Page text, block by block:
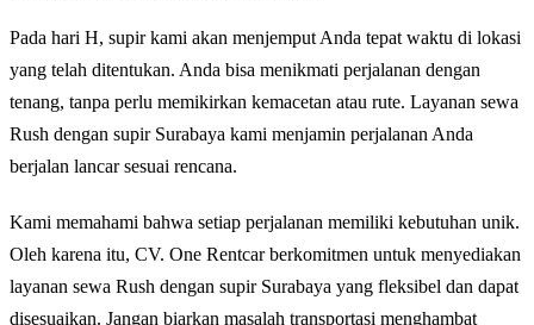
Pada hari H, supir kami akan menjemput Anda tepat waktu di lokasi
yang telah ditentukan. Anda bisa menikmati perjalanan dengan
tenang, tanpa perlu memikirkan kemacetan atau rute. Layanan sewa
Rush dengan supir Surabaya kami menjamin perjalanan Anda
berjalan lancar sesuai rencana.
Kami memahami bahwa setiap perjalanan memiliki kebutuhan unik.
Oleh karena itu, CV. One Rentcar berkomitmen untuk menyediakan
layanan sewa Rush dengan supir Surabaya yang fleksibel dan dapat
disesuaikan. Jangan biarkan masalah transportasi menghambat